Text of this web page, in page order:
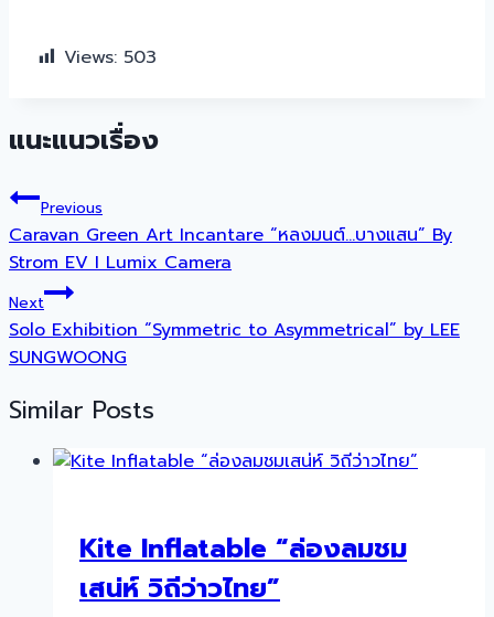
Views: 503
แนะแนวเรื่อง
Previous
Caravan Green Art Incantare “หลงมนต์…บางแสน” By
Strom EV I Lumix Camera
Next
Solo Exhibition “Symmetric to Asymmetrical” by LEE
SUNGWOONG
Similar Posts
Kite Inflatable “ล่องลมชม
เสน่ห์ วิถีว่าวไทย”